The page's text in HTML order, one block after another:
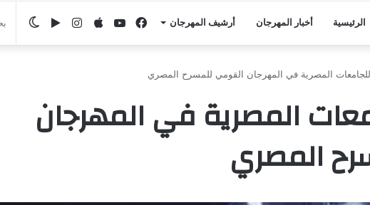
الرئيسية أخبار المهرجان أرشيف المهرجان الوضع‏Google
انستقرام يوتيوب
فيسبوك
المصرية في المهرجان
المصري